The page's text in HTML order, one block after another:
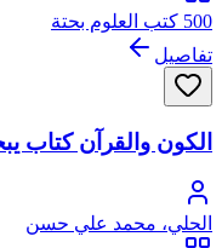
500 كتب العلوم بحتة
تفاصيل
الكون والقرآن كتاب
الحلي، محمد علي حسن